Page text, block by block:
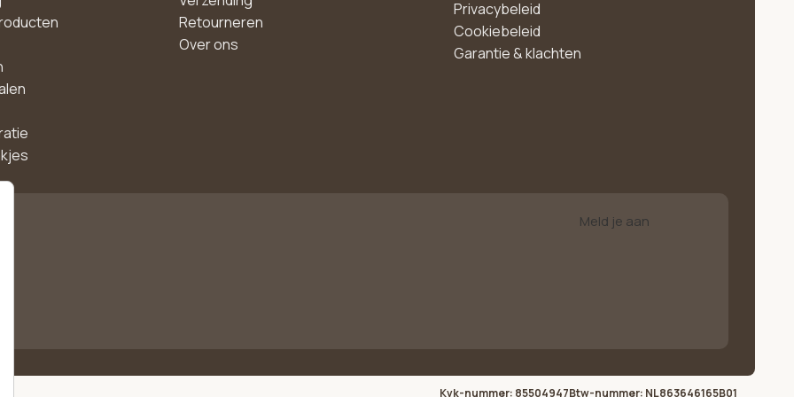
Retourneren
Over ons
Privacybeleid
Cookiebeleid
Garantie & klachten
Meld je aan
Kvk-nummer: 85504947Btw-nummer: NL863646165B01